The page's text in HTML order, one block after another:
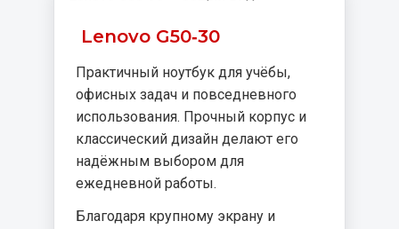
Lenovo G50‑30
Практичный ноутбук для учёбы,
офисных задач и повседневного
использования. Прочный корпус и
классический дизайн делают его
надёжным выбором для
ежедневной работы.
Благодаря крупному экрану и